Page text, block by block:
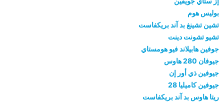
بوليس هوم
تشين تشينغ بد آند بريكفاست
تشيو تشونت دينت
جوفين هابيلاند فيو هومستاي
جيوفان 280 هاوس
جيوفين ذي أور إن
جيوفين كاميليا 28
ريتا هاوس بد آند بريكفاست